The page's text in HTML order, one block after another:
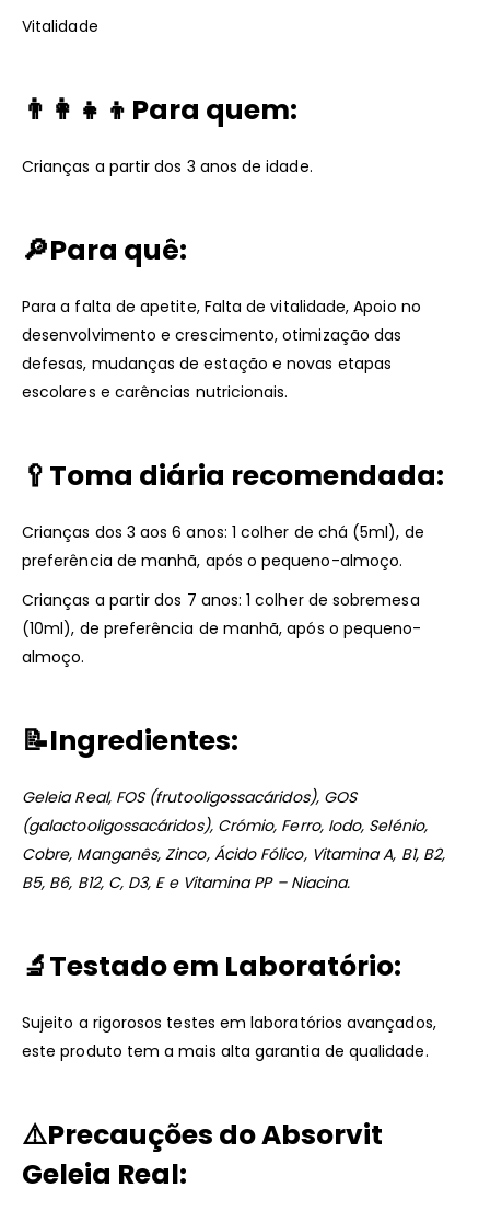
Vitalidade
👨‍👩‍👧‍👦Para quem:
Crianças a partir dos 3 anos de idade.
🔎Para quê:
Para a falta de apetite, Falta de vitalidade, Apoio no
desenvolvimento e crescimento, otimização das
defesas, mudanças de estação e novas etapas
escolares e carências nutricionais.
🥄Toma diária recomendada:
Crianças dos 3 aos 6 anos: 1 colher de chá (5ml), de
preferência de manhã, após o pequeno-almoço.
Crianças a partir dos 7 anos: 1 colher de sobremesa
(10ml), de preferência de manhã, após o pequeno-
almoço.
📝Ingredientes:
Geleia Real, FOS (frutooligossacáridos), GOS
(galactooligossacáridos), Crómio, Ferro, Iodo, Selénio,
Cobre, Manganês, Zinco, Ácido Fólico, Vitamina A, B1, B2,
B5, B6, B12, C, D3, E e Vitamina PP – Niacina.
🔬Testado em Laboratório:
Sujeito a rigorosos testes em laboratórios avançados,
este produto tem a mais alta garantia de qualidade.
⚠️Precauções doAbsorvit
Geleia Real: